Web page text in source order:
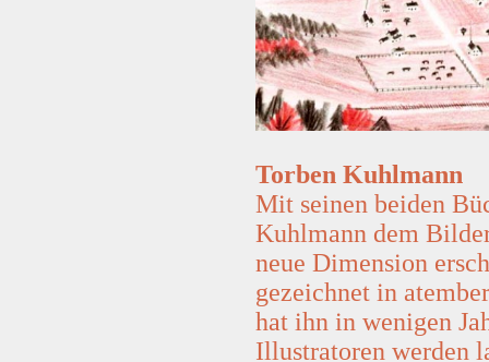
Torben Kuhlmann
Mit seinen beiden
Kuhlmann dem
neue Dimension
gezeichnet in
hat ihn in wenigen
Illustratoren werden